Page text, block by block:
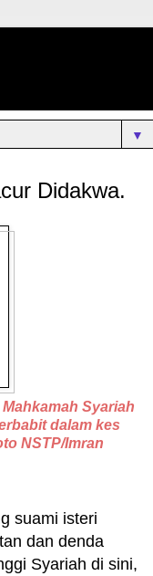
▼
Didakwa.
Syariah
dalam kes
NSTP/Imran
suami isteri
dan denda
Syariah di sini,